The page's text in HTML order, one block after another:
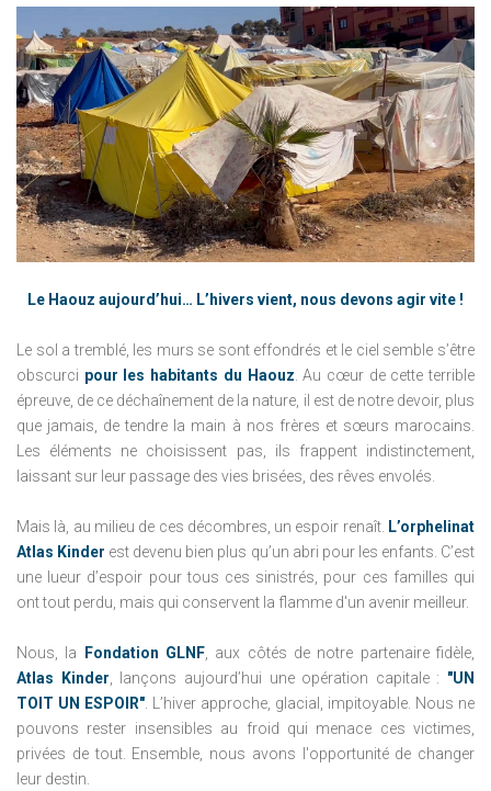
Le Haouz aujourd’hui… L’hivers vient, nous devons agir vite !
Le sol a tremblé, les murs se sont effondrés et le ciel semble s’être
obscurci pour les habitants du Haouz. Au cœur de cette terrible
épreuve, de ce déchaînement de la nature, il est de notre devoir, plus
que jamais, de tendre la main à nos frères et sœurs marocains.
Les éléments ne choisissent pas, ils frappent indistinctement,
laissant sur leur passage des vies brisées, des rêves envolés.
Mais là, au milieu de ces décombres, un espoir renaît. L’orphelinat
Atlas Kinder est devenu bien plus qu’un abri pour les enfants. C’est
une lueur d’espoir pour tous ces sinistrés, pour ces familles qui
ont tout perdu, mais qui conservent la flamme d'un avenir meilleur.
Nous, la Fondation GLNF, aux côtés de notre partenaire fidèle,
Atlas Kinder, lançons aujourd’hui une opération capitale : "UN
TOIT UN ESPOIR". L’hiver approche, glacial, impitoyable. Nous ne
pouvons rester insensibles au froid qui menace ces victimes,
privées de tout. Ensemble, nous avons l'opportunité de changer
leur destin.